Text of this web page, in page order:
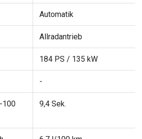
Automatik
Allradantrieb
184 PS / 135 kW
-
100
9,4 Sek.